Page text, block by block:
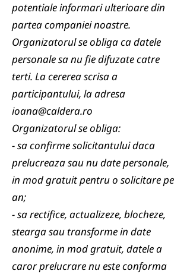
potentiale informari ulterioare din
partea companiei noastre.
Organizatorul se obliga ca datele
personale sa nu fie difuzate catre
terti. La cererea scrisa a
participantului, la adresa
ioana@caldera.ro
Organizatorul se obliga:
- sa confirme solicitantului daca
prelucreaza sau nu date personale,
in mod gratuit pentru o solicitare pe
an;
- sa rectifice, actualizeze, blocheze,
stearga sau transforme in date
anonime, in mod gratuit, datele a
caror prelucrare nu este conforma